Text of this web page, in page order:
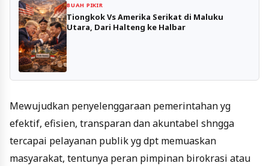
BUAH PIKIR
Tiongkok Vs Amerika Serikat di Maluku
Utara, Dari Halteng ke Halbar
Mewujudkan penyelenggaraan pemerintahan yg
efektif, efisien, transparan dan akuntabel shngga
tercapai pelayanan publik yg dpt memuaskan
masyarakat, tentunya peran pimpinan birokrasi atau